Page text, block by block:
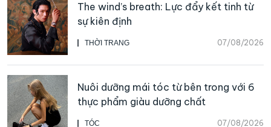
THỜI TRANG 07/08/2026
The wind’s breath: Lực đẩy kết tinh từ
sự kiên định
TÓC 07/08/2026
Nuôi dưỡng mái tóc từ bên trong với 6
thực phẩm giàu dưỡng chất